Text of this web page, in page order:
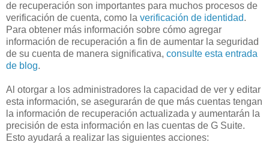
de recuperación son importantes para muchos procesos de
verificación de cuenta, como la verificación de identidad.
Para obtener más información sobre cómo agregar
información de recuperación a fin de aumentar la seguridad
de su cuenta de manera significativa, consulte esta entrada
de blog.
Al otorgar a los administradores la capacidad de ver y editar
esta información, se asegurarán de que más cuentas tengan
la información de recuperación actualizada y aumentarán la
precisión de esta información en las cuentas de G Suite.
Esto ayudará a realizar las siguientes acciones: